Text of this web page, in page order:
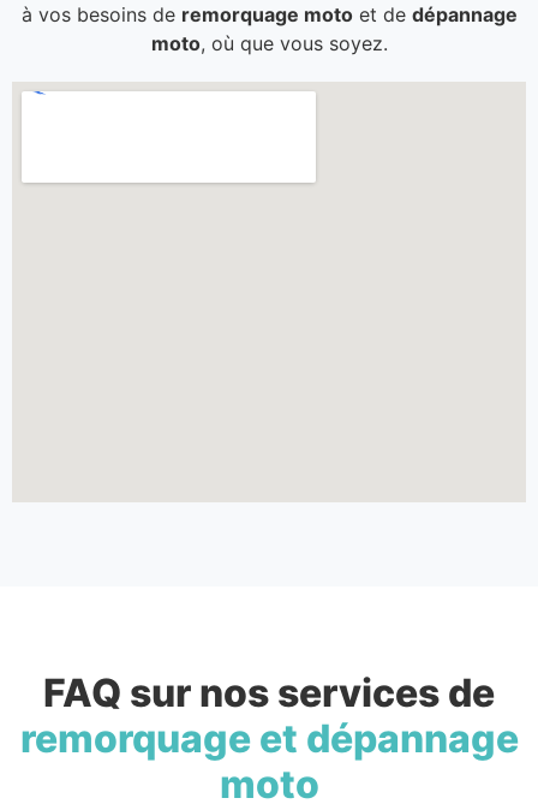
à vos besoins de remorquage motoet de dépannage
moto, où que vous soyez.
FAQ sur nos services de
remorquage et dépannage
moto